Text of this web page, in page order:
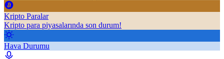
Kripto Paralar
Kripto para piyasalarında son durum!
Hava Durumu